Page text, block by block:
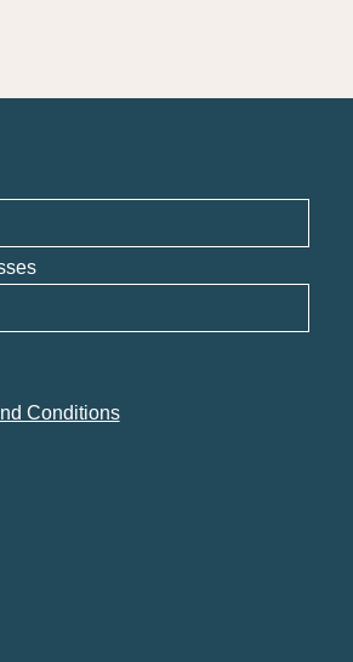
Conditions